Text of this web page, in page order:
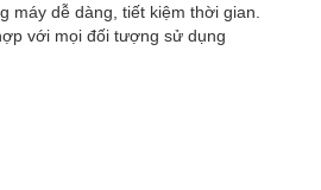
máy dễ dàng, tiết kiệm thời gian.
với mọi đối tượng sử dụng